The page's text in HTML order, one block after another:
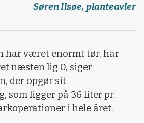
Søren Ilsøe, planteavler
har været enormt tør, har
næsten lig 0, siger
der opgør sit
som ligger på 36 liter pr.
i hele året.